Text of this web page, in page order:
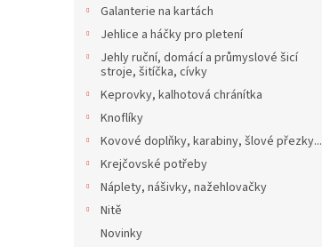
Galanterie na kartách
Jehlice a háčky pro pletení
Jehly ruční, domácí a průmyslové šicí
stroje, šitíčka, cívky
Keprovky, kalhotová chránítka
Knoflíky
Kovové doplňky, karabiny, šlové přezky...
Krejčovské potřeby
Náplety, nášivky, nažehlovačky
Nitě
Novinky